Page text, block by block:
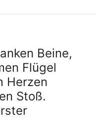
Beine,
Flügel
Herzen
Stoß.